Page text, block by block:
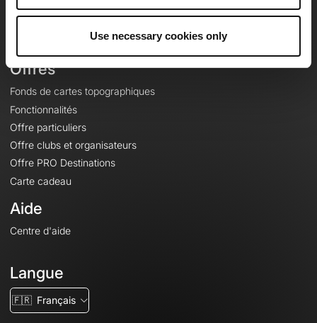
Use necessary cookies only
Offres
Fonds de cartes topographiques
Fonctionnalités
Offre particuliers
Offre clubs et organisateurs
Offre PRO Destinations
Carte cadeau
Aide
Centre d'aide
Langue
🇫🇷 Français